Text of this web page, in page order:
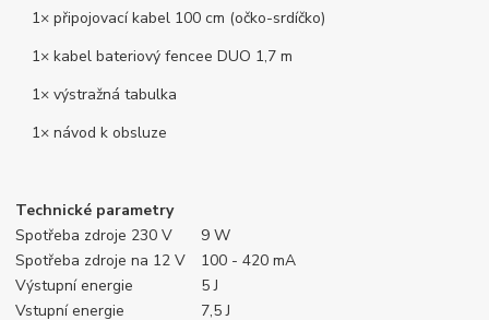
1× připojovací kabel 100 cm (očko-srdíčko)
1× kabel bateriový fencee DUO 1,7 m
1× výstražná tabulka
1× návod k obsluze
Technické parametry
Spotřeba zdroje 230 V
9 W
Spotřeba zdroje na 12 V
100 - 420 mA
Výstupní energie
5 J
Vstupní energie
7,5 J